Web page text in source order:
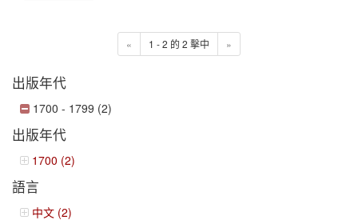
« 1 - 2 的 2 擊中 »
出版年代
1700 - 1799 (2)
出版年代
1700 (2)
語言
中文 (2)